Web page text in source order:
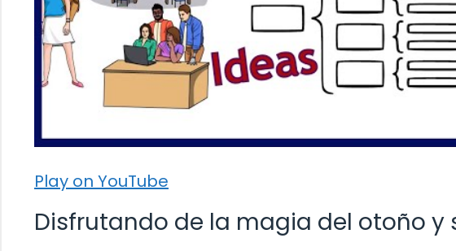
Play on YouTube
Disfrutando de la magia del otoño y